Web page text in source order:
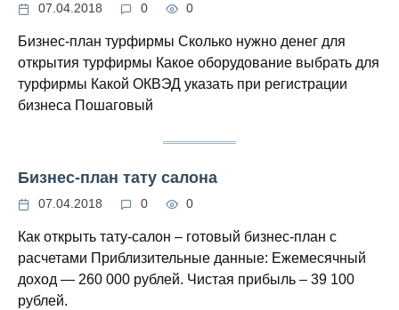
07.04.2018 0 0
Бизнес-план турфирмы Сколько нужно денег для
открытия турфирмы Какое оборудование выбрать для
турфирмы Какой ОКВЭД указать при регистрации
бизнеса Пошаговый
Бизнес-план тату салона
07.04.2018 0 0
Как открыть тату-салон – готовый бизнес-план с
расчетами Приблизительные данные: Ежемесячный
доход — 260 000 рублей. Чистая прибыль – 39 100
рублей.